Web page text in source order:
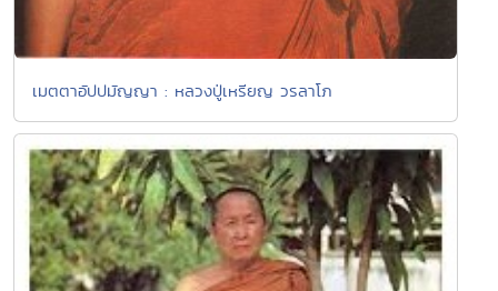
เมตตาอัปปมัญญา : หลวงปู่เหรียญ วรลาโภ